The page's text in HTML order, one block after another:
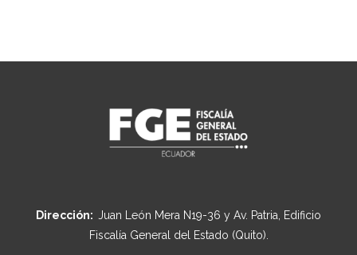
Dirección: Juan León Mera N19-36 y Av. Patria, Edificio
Fiscalía General del Estado (Quito).